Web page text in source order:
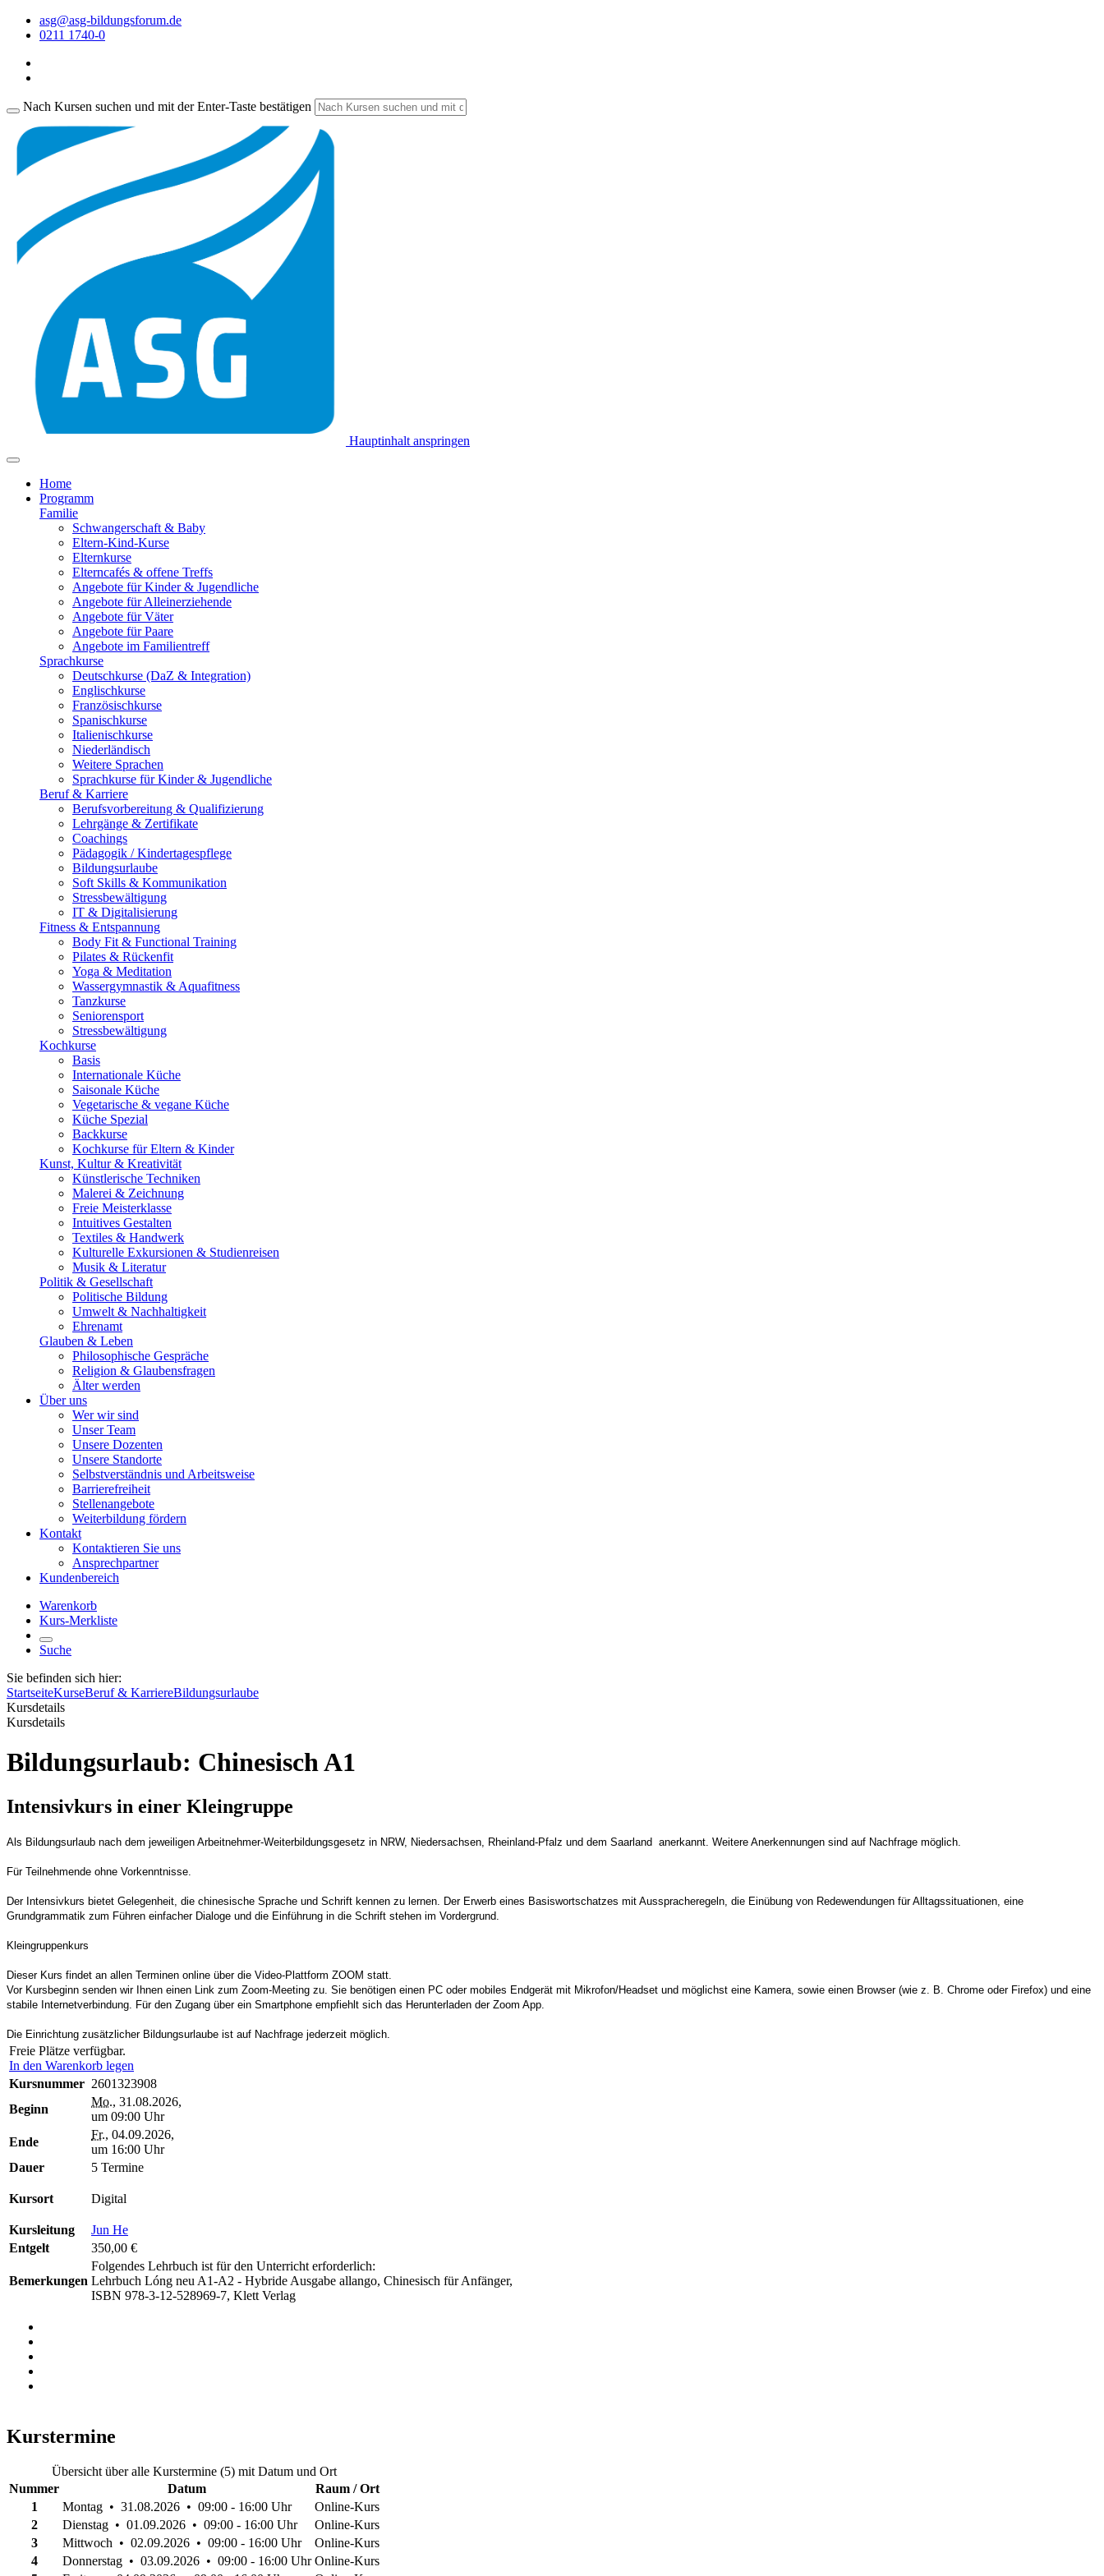
asg@asg-bildungsforum.de
0211 1740-0
Nach Kursen suchen und mit der Enter-Taste bestätigen
Hauptinhalt anspringen
Home
Programm
Familie
Schwangerschaft & Baby
Eltern-Kind-Kurse
Elternkurse
Elterncafés & offene Treffs
Angebote für Kinder & Jugendliche
Angebote für Alleinerziehende
Angebote für Väter
Angebote für Paare
Angebote im Familientreff
Sprachkurse
Deutschkurse (DaZ & Integration)
Englischkurse
Französischkurse
Spanischkurse
Italienischkurse
Niederländisch
Weitere Sprachen
Sprachkurse für Kinder & Jugendliche
Beruf & Karriere
Berufsvorbereitung & Qualifizierung
Lehrgänge & Zertifikate
Coachings
Pädagogik / Kindertagespflege
Bildungsurlaube
Soft Skills & Kommunikation
Stressbewältigung
IT & Digitalisierung
Fitness & Entspannung
Body Fit & Functional Training
Pilates & Rückenfit
Yoga & Meditation
Wassergymnastik & Aquafitness
Tanzkurse
Seniorensport
Stressbewältigung
Kochkurse
Basis
Internationale Küche
Saisonale Küche
Vegetarische & vegane Küche
Küche Spezial
Backkurse
Kochkurse für Eltern & Kinder
Kunst, Kultur & Kreativität
Künstlerische Techniken
Malerei & Zeichnung
Freie Meisterklasse
Intuitives Gestalten
Textiles & Handwerk
Kulturelle Exkursionen & Studienreisen
Musik & Literatur
Politik & Gesellschaft
Politische Bildung
Umwelt & Nachhaltigkeit
Ehrenamt
Glauben & Leben
Philosophische Gespräche
Religion & Glaubensfragen
Älter werden
Über uns
Wer wir sind
Unser Team
Unsere Dozenten
Unsere Standorte
Selbstverständnis und Arbeitsweise
Barrierefreiheit
Stellenangebote
Weiterbildung fördern
Kontakt
Kontaktieren Sie uns
Ansprechpartner
Kundenbereich
Warenkorb
Kurs-Merkliste
Suche
Sie befinden sich hier:
StartseiteKurseBeruf & KarriereBildungsurlaube
Kursdetails
Kursdetails
Bildungsurlaub: Chinesisch A1
Intensivkurs in einer Kleingruppe
Als Bildungsurlaub nach dem jeweiligen Arbeitnehmer-Weiterbildungsgesetz in NRW, Niedersachsen, Rheinland-Pfalz und dem Saarland anerkannt. Weitere Anerkennungen sind auf Nachfrage möglich.
Für Teilnehmende ohne Vorkenntnisse.
Der Intensivkurs bietet Gelegenheit, die chinesische Sprache und Schrift kennen zu lernen. Der Erwerb eines Basiswortschatzes mit Ausspracheregeln, die Einübung von Redewendungen für Alltagssituationen, eine
Grundgrammatik zum Führen einfacher Dialoge und die Einführung in die Schrift stehen im Vordergrund.
Kleingruppenkurs
Dieser Kurs findet an allen Terminen online über die Video-Plattform ZOOM statt.
Vor Kursbeginn senden wir Ihnen einen Link zum Zoom-Meeting zu. Sie benötigen einen PC oder mobiles Endgerät mit Mikrofon/Headset und möglichst eine Kamera, sowie einen Browser (wie z. B. Chrome oder Firefox) und eine
stabile Internetverbindung. Für den Zugang über ein Smartphone empfiehlt sich das Herunterladen der Zoom App.
Die Einrichtung zusätzlicher Bildungsurlaube ist auf Nachfrage jederzeit möglich.
Freie Plätze verfügbar.
In den Warenkorb legen
Kursnummer 2601323908
Beginn
Mo., 31.08.2026,
um 09:00 Uhr
Ende
Fr., 04.09.2026,
um 16:00 Uhr
Dauer
5 Termine
Kursort Digital
Kursleitung
Jun He
Entgelt
350,00 €
Bemerkungen
Folgendes Lehrbuch ist für den Unterricht erforderlich:
Lehrbuch Lóng neu A1-A2 - Hybride Ausgabe allango, Chinesisch für Anfänger,
ISBN 978-3-12-528969-7, Klett Verlag
Kurstermine
Übersicht über alle Kurstermine (5) mit Datum und Ort
Nummer
Datum
Raum / Ort
1
Montag • 31.08.2026 • 09:00 - 16:00 Uhr
Online-Kurs
2
Dienstag • 01.09.2026 • 09:00 - 16:00 Uhr
Online-Kurs
3
Mittwoch • 02.09.2026 • 09:00 - 16:00 Uhr
Online-Kurs
4
Donnerstag • 03.09.2026 • 09:00 - 16:00 Uhr Online-Kurs